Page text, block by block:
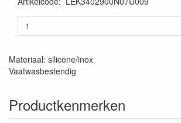
Materiaal: silicone/inox
Vaatwasbestendig
Productkenmerken